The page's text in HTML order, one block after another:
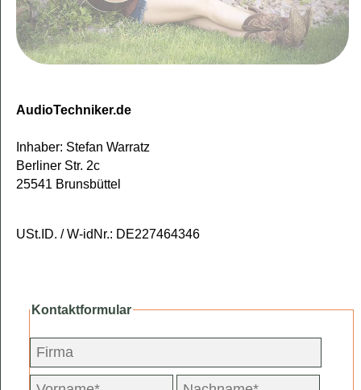
AudioTechniker.de
Inhaber: Stefan Warratz
Berliner Str. 2c
25541 Brunsbüttel
USt.ID. / W-idNr.: DE227464346
Kontaktformular